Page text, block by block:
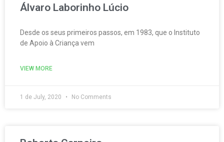
Álvaro Laborinho Lúcio
Desde os seus primeiros passos, em 1983, que o Instituto
de Apoio à Criança vem
VIEW MORE
1 de July, 2020 No Comments